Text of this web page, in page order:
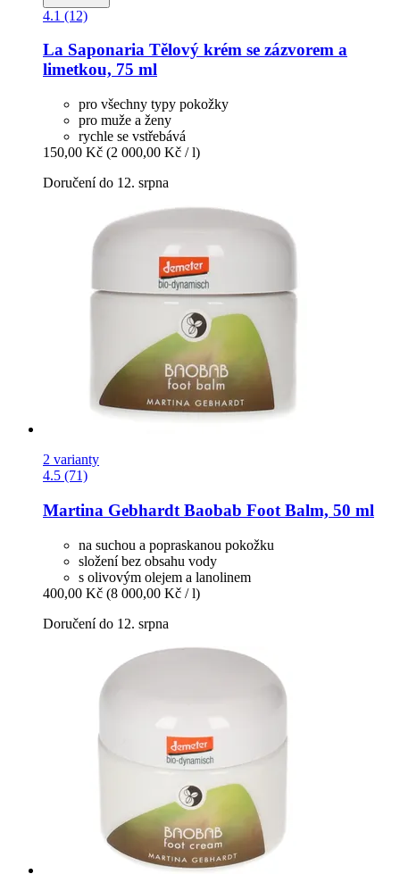
4.1 (12)
La Saponaria Tělový krém se zázvorem a
limetkou, 75 ml
pro všechny typy pokožky
pro muže a ženy
rychle se vstřebává
150,00 Kč (2 000,00 Kč / l)
Doručení do 12. srpna
2 varianty
4.5 (71)
Martina Gebhardt Baobab Foot Balm, 50 ml
na suchou a popraskanou pokožku
složení bez obsahu vody
s olivovým olejem a lanolinem
400,00 Kč (8 000,00 Kč / l)
Doručení do 12. srpna